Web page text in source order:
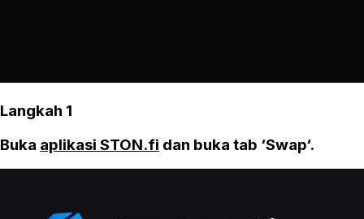
Langkah 1
Buka aplikasi STON.fi dan buka tab ‘Swap‘.